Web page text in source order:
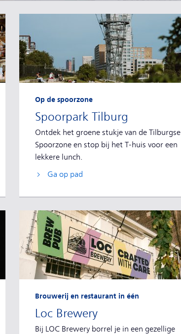
Spoorpark Tilburg
Op de spoorzone
Ontdek het groene stukje van de Tilburgse
Spoorzone en stop bij het T-huis voor een
lekkere lunch.
Ga op pad
Loc Brewery
Brouwerij en restaurant in één
Bij LOC Brewery borrel je in een gezellige